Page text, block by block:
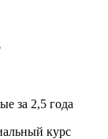
курс